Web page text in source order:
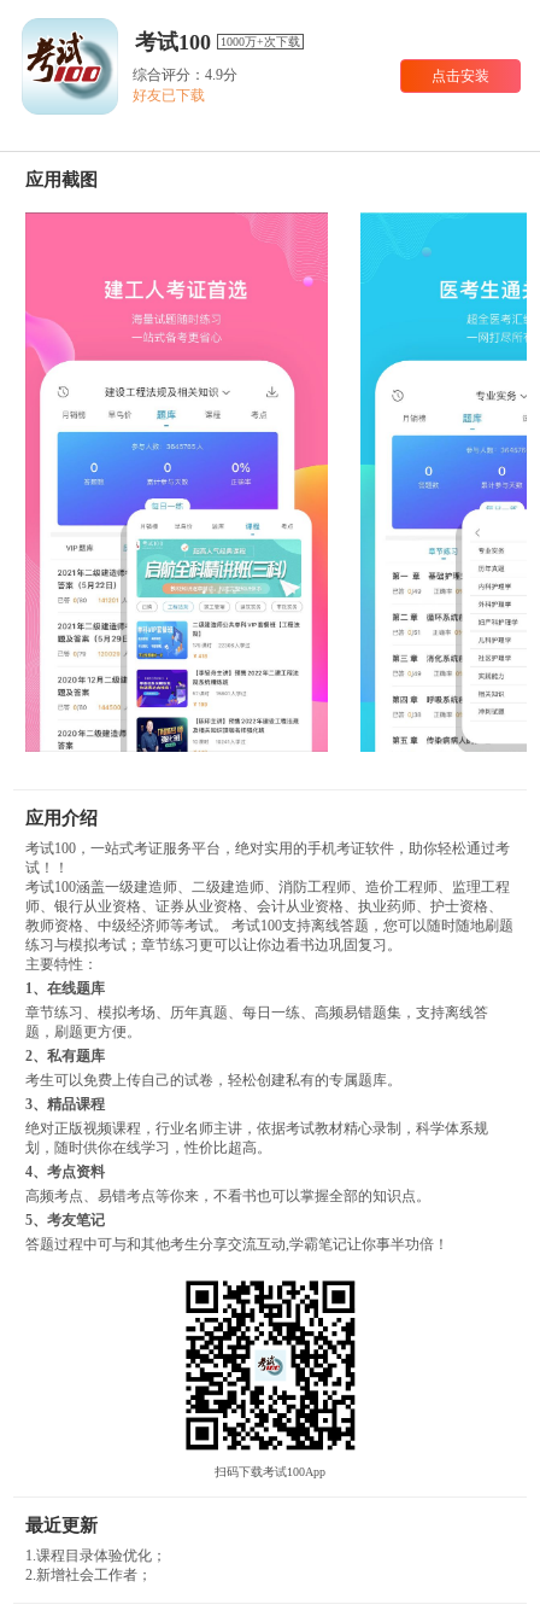
考试100 1000万+次下载
综合评分：4.9分
好友已下载
点击安装
应用截图
应用介绍
考试100，一站式考证服务平台，绝对实用的手机考证软件，助你轻松通过考
试！！
考试100涵盖一级建造师、二级建造师、消防工程师、造价工程师、监理工程
师、银行从业资格、证券从业资格、会计从业资格、执业药师、护士资格、
教师资格、中级经济师等考试。 考试100支持离线答题，您可以随时随地刷题
练习与模拟考试；章节练习更可以让你边看书边巩固复习。
主要特性：
1、在线题库
章节练习、模拟考场、历年真题、每日一练、高频易错题集，支持离线答
题，刷题更方便。
2、私有题库
考生可以免费上传自己的试卷，轻松创建私有的专属题库。
3、精品课程
绝对正版视频课程，行业名师主讲，依据考试教材精心录制，科学体系规
划，随时供你在线学习，性价比超高。
4、考点资料
高频考点、易错考点等你来，不看书也可以掌握全部的知识点。
5、考友笔记
答题过程中可与和其他考生分享交流互动,学霸笔记让你事半功倍！
扫码下载考试100App
最近更新
1.课程目录体验优化；
2.新增社会工作者；